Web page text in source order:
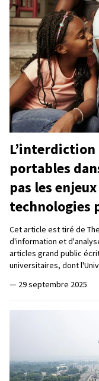
portables
pas les
technologies
Cet article est tiré de
d'information et
articles grand public
universitaires, dont
— 29 septembre 2025